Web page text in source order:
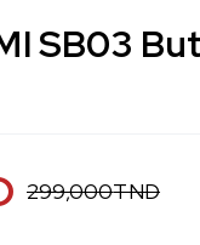
SB03
299,000TND